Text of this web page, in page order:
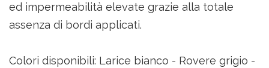
ed impermeabilità elevate grazie alla totale
assenza di bordi applicati.
Colori disponibili: Larice bianco - Rovere grigio -